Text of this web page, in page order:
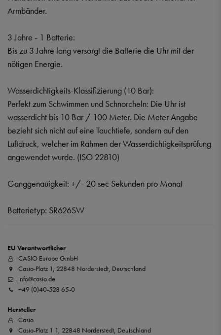
Armbänder.
3 Jahre - 1 Batterie:
Bis zu 3 Jahre lang versorgt die Batterie die Uhr mit der
nötigen Energie.
Wasserdichtigkeits-Klassifizierung (10 Bar):
Perfekt zum Schwimmen und Schnorcheln: Die Uhr ist
wasserdicht bis 10 Bar / 100 Meter. Die Meter Angabe
bezieht sich nicht auf eine Tauchtiefe, sondern auf den
Luftdruck, welcher im Rahmen der Wasserdichtigkeitsprüfung
angewendet wurde. (ISO 22810)
Ganggenauigkeit: +/- 20 sec Sekunden pro Monat
Batterietyp: SR626SW
EU Verantwortlicher
CASIO Europe GmbH
Casio-Platz 1, 22848 Norderstedt, Deutschland
info@casio.de
+49 (0)40-528 65-0
Hersteller
Casio
Casio-Platz 1 1, 22848 Norderstedt, Deutschland